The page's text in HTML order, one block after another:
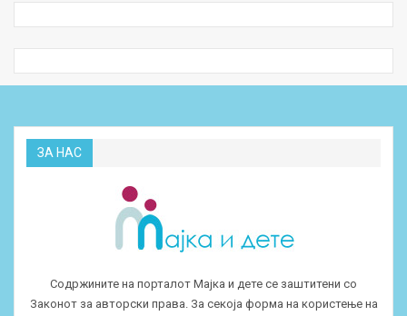
ЗА НАС
Содржините на порталот Мајка и дете се заштитени со
Законот за авторски права. За секоја форма на користење на